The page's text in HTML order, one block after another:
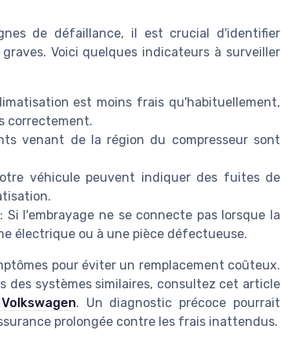
de défaillance, il est crucial d'identifier
Voici quelques indicateurs à surveiller
est moins frais qu'habituellement,
correctement.
venant de la région du compresseur sont
véhicule peuvent indiquer des fuites de
: Si l'embrayage ne se connecte pas lorsque la
électrique ou à une pièce défectueuse.
pour éviter un remplacement coûteux.
des systèmes similaires, consultez cet article
. Un diagnostic précoce pourrait
prolongée contre les frais inattendus.